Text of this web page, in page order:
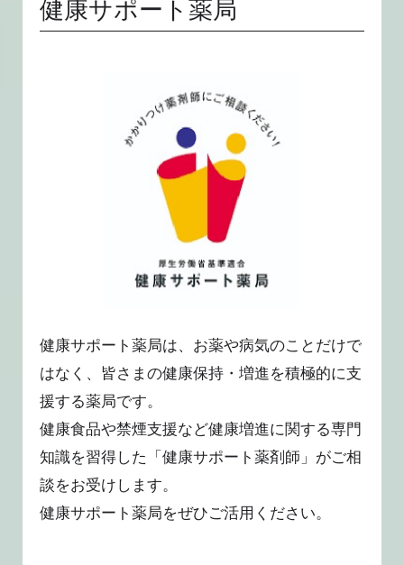
健康サポート薬局
健康サポート薬局は、お薬や病気のことだけで
はなく、皆さまの健康保持・増進を積極的に支
援する薬局です。
健康食品や禁煙支援など健康増進に関する専門
知識を習得した「健康サポート薬剤師」がご相
談をお受けします。
健康サポート薬局をぜひご活用ください。